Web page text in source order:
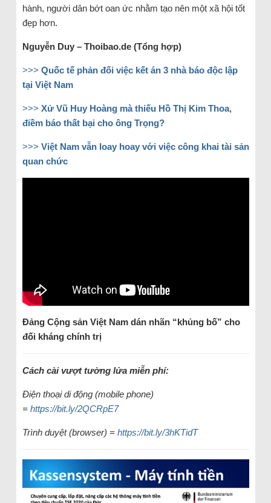
hành, người dân bớt oan ức nhằm tạo nên một xã hội tốt
đẹp hơn.
Nguyễn Duy – Thoibao.de (Tổng hợp)
>>> Quốc tế phản đối việc kết án 3 nhà báo độc lập
tại Việt Nam
>>> Xử Vũ Huy Hoàng mà thiếu Hồ Thị Kim Thoa,
điềm báo thất bại cho ông Trọng?
>>> Việt Nam vẫn loay hoay với việc công khai tài sản
quan chức
Đảng Cộng sản Việt Nam dán nhãn “khủng bố” cho
đối kháng chính trị
Cách cài vượt tường lửa miễn phí:
Điện thoại di động (mobile phone)
= https://bit.ly/2QCRpE7
Trình duyệt (browser) = https://bit.ly/3hKTidT